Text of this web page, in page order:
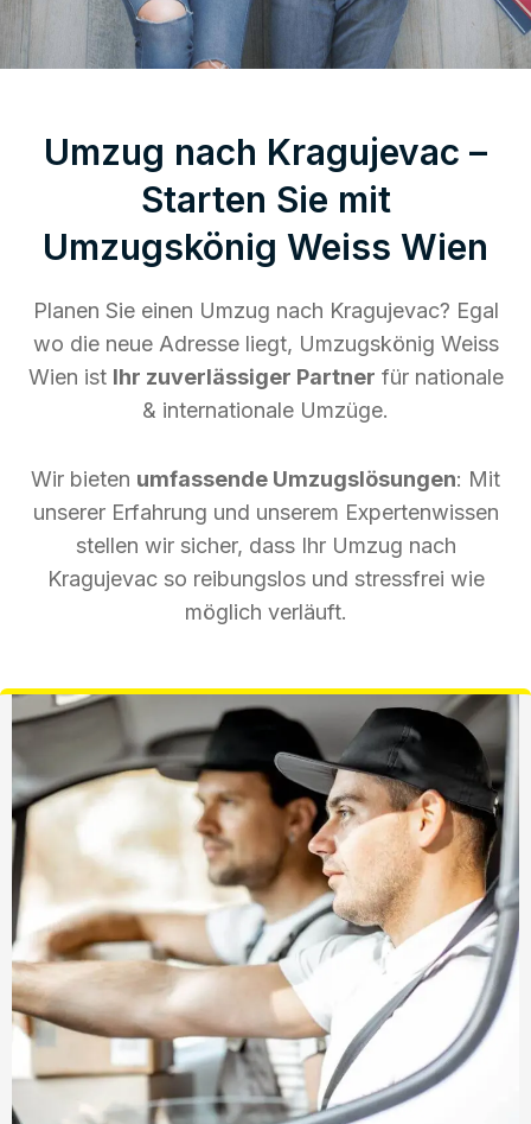
Umzug nach Kragujevac –
Starten Sie mit
Umzugskönig Weiss Wien
Planen Sie einen Umzug nach Kragujevac? Egal
wo die neue Adresse liegt, Umzugskönig Weiss
Wien ist Ihr zuverlässiger Partner für nationale
& internationale Umzüge.
Wir bieten umfassende Umzugslösungen: Mit
unserer Erfahrung und unserem Expertenwissen
stellen wir sicher, dass Ihr Umzug nach
Kragujevac so reibungslos und stressfrei wie
möglich verläuft.